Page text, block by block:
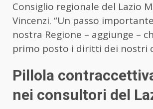
Consiglio regionale del Lazio
Vincenzi. “Un passo
nostra Regione – aggiunge –
primo posto i diritti dei nostri
Pillola
nei consultori del